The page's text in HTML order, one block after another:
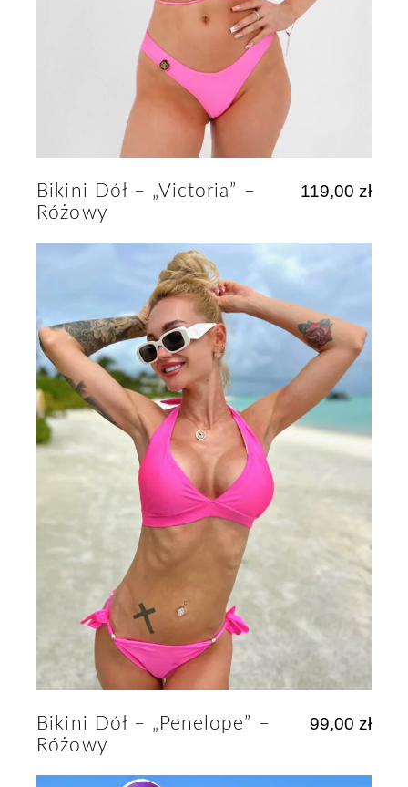
Bikini Dół – „Victoria” –
Różowy
119,00 zł
Bikini Dół – „Penelope” –
Różowy
99,00 zł